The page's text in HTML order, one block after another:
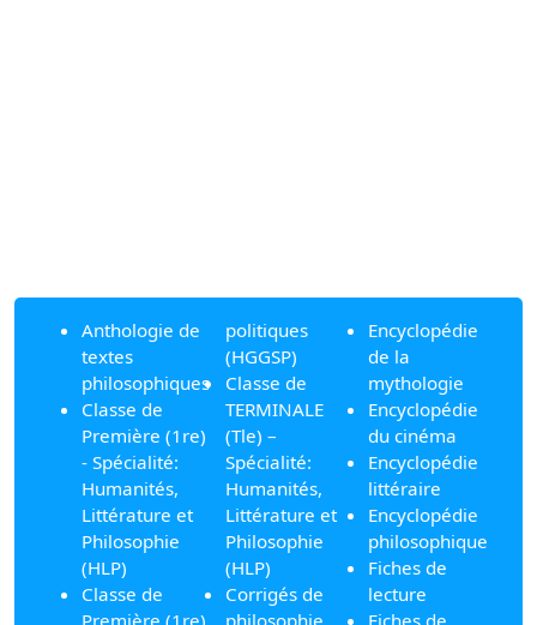
Anthologie de
textes
philosophiques
Classe de
Première (1re)
- Spécialité:
Humanités,
Littérature et
Philosophie
(HLP)
Classe de
politiques
(HGGSP)
Classe de
TERMINALE
(Tle) –
Spécialité:
Humanités,
Littérature et
Philosophie
(HLP)
Corrigés de
Encyclopédie
de la
mythologie
Encyclopédie
du cinéma
Encyclopédie
littéraire
Encyclopédie
philosophique
Fiches de
lecture